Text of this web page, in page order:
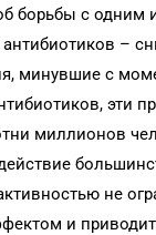
борьбы с одним
антибиотиков –
минувшие с
эти
миллионов
не
и